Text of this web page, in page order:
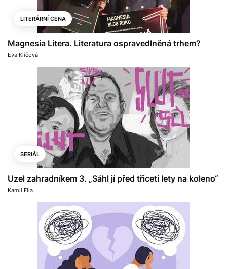
LITERÁRNÍ CENA
Magnesia Litera. Literatura ospravedlněná trhem?
Eva Klíčová
SERIÁL
Uzel zahradníkem 3. „Sáhl jí před třiceti lety na koleno“
Kamil Fila